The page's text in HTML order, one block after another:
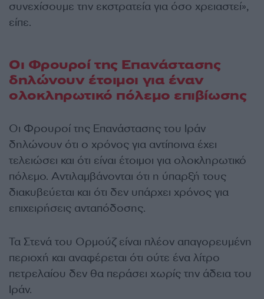
συνεχίσουμε την εκστρατεία για όσο χρειαστεί»,
είπε.
Οι Φρουροί της Επανάστασης
δηλώνουν έτοιμοι για έναν
ολοκληρωτικό πόλεμο επιβίωσης
Οι Φρουροί της Επανάστασης του Ιράν
δηλώνουν ότι ο χρόνος για αντίποινα έχει
τελειώσει και ότι είναι έτοιμοι για ολοκληρωτικό
πόλεμο. Αντιλαμβάνονται ότι η ύπαρξή τους
διακυβεύεται και ότι δεν υπάρχει χρόνος για
επιχειρήσεις ανταπόδοσης.
Τα Στενά του Ορμούζ είναι πλέον απαγορευμένη
περιοχή και αναφέρεται ότι ούτε ένα λίτρο
πετρελαίου δεν θα περάσει χωρίς την άδεια του
Ιράν.